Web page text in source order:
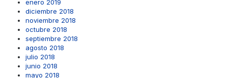
enero 2019
diciembre 2018
noviembre 2018
octubre 2018
septiembre 2018
agosto 2018
julio 2018
junio 2018
mayo 2018